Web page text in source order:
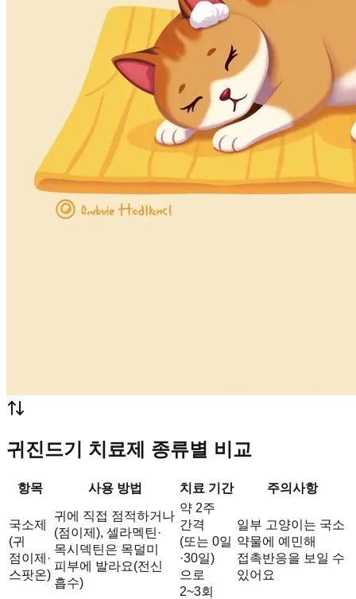
귀진드기 치료제 종류별 비교
항목 사용 방법 치료 기간 주의사항
국소제
(귀
점이제·
스팟온)
귀에 직접 점적하거나
(점이제), 셀라멕틴·
목시덱틴은 목덜미
피부에 발라요(전신
흡수)
약 2주
간격
(또는 0일
·30일)
으로
2~3회
일부 고양이는 국소
약물에 예민해
접촉반응을 보일 수
있어요